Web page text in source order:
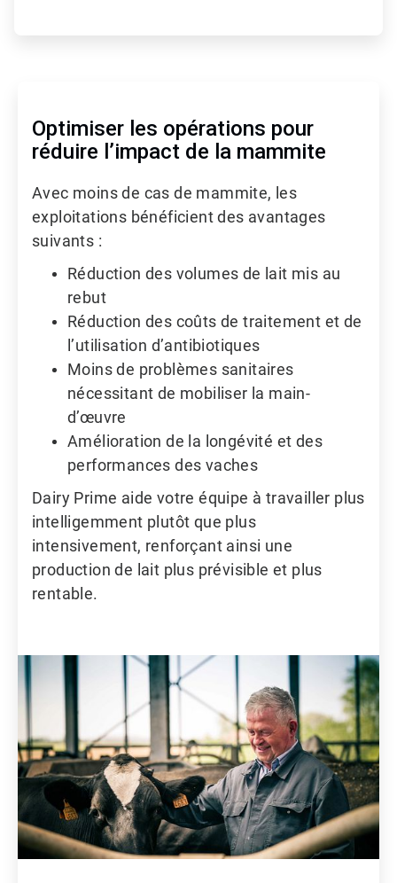
Optimiser les opérations pour
réduire l’impact de la mammite
Avec moins de cas de mammite, les
exploitations bénéficient des avantages
suivants :
Réduction des volumes de lait mis au
rebut
Réduction des coûts de traitement et de
l’utilisation d’antibiotiques
Moins de problèmes sanitaires
nécessitant de mobiliser la main-
d’œuvre
Amélioration de la longévité et des
performances des vaches
Dairy Prime aide votre équipe à travailler plus
intelligemment plutôt que plus
intensivement, renforçant ainsi une
production de lait plus prévisible et plus
rentable.